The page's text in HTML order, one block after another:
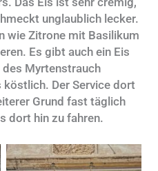
unglaublich lecker.
wie Zitrone mit Basilikum
Es gibt auch ein Eis
des Myrtenstrauch
Der Service dort
Grund fast täglich
dort hin zu fahren.